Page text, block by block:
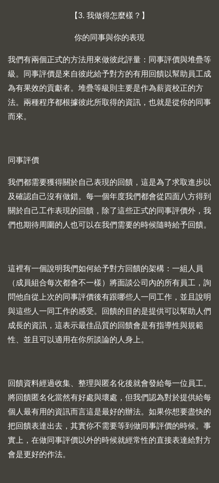
【3. 我做得怎麼樣？】
你的同事與你的表現
我們有兩個正式的方法用來做彼此評量：同事評價與堆疊等
級。同事評價是來自彼此給予對方的有用回饋以幫助員工成
為有果效的貢獻者。堆疊等級則主要是作為薪資校正的方
法。兩種程序都根據彼此所取得的資訊，也就是從你的同事
而來。
同事評價
我們都需要獲得關於自己表現的回饋，這是為了求取進步以
及確認自己沒有做錯。每一個年度我們都會從四面八方得到
關於自己工作表現的回饋，除了這些正式的同事評價外，我
們也期待周圍的人也可以在我們需要的時候隨時給予回饋。
這裡有一個說明我們如何給予對方回饋的架構：一組人員
（成員組合每次都會不一樣）將面談公司內的所有員工，詢
問他自從上次的同事評價後有跟哪些人一同工作，並且說明
與這些人一同工作的感受。回饋的目的是提供可以幫助人們
成長的資訊，這表示最佳品質的回饋會是有指導性與規範
性、並且可以適用在你所談論的人身上。
回饋資料經過收集、整理與匿名化後就會發給每一位員工。
將回饋匿名化當然有好處與壞處，但我們認為對於提供給每
個人最有用的資訊而言這是最好的辦法。如果你想要盡快的
把回饋表達出去，其實你不需要等到做同事評價的時候。事
實上，在做同事評價以外的時候就經常性的直接表達給對方
會是更好的作法。